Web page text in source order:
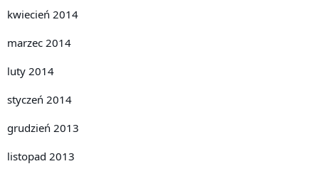
kwiecień 2014
marzec 2014
luty 2014
styczeń 2014
grudzień 2013
listopad 2013